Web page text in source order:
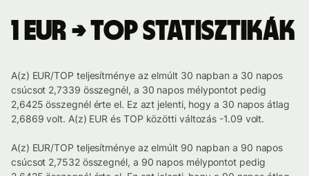
1 EUR → TOP statisztikák
A(z) EUR/TOP teljesítménye az elmúlt 30 napban a 30 napos
csúcsot 2,7339 összegnél, a 30 napos mélypontot pedig
2,6425 összegnél érte el. Ez azt jelenti, hogy a 30 napos átlag
2,6869 volt. A(z) EUR és TOP közötti változás -1.09 volt.
A(z) EUR/TOP teljesítménye az elmúlt 90 napban a 90 napos
csúcsot 2,7532 összegnél, a 90 napos mélypontot pedig